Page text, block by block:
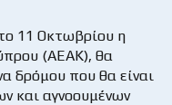
11 Οκτωβρίου η
(ΑΕΑΚ), θα
δρόμου που θα είναι
και αγνοουμένων